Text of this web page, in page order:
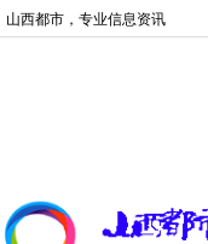
山西都市，专业信息资讯